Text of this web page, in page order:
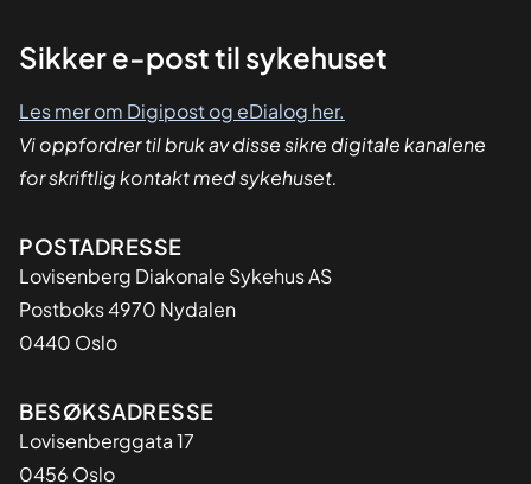
Sikker
Sikker e-post til sykehuset
Les mer om Digipost og eDialog her.
Vi oppfordrer til bruk av disse sikre digitale kanalene
for skriftlig kontakt med sykehuset.
Adresse
POSTADRESSE
Lovisenberg Diakonale Sykehus AS
Postboks 4970 Nydalen
0440 Oslo
BESØKSADRESSE
Lovisenberggata 17
0456 Oslo